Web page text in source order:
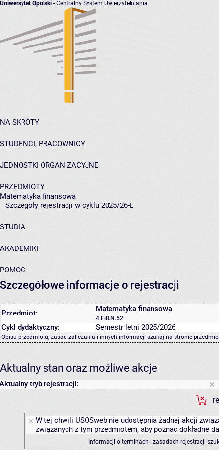
Uniwersytet Opolski - Centralny System Uwierzytelniania
NA SKRÓTY
STUDENCI, PRACOWNICY
JEDNOSTKI ORGANIZACYJNE
PRZEDMIOTY
Matematyka finansowa
Szczegóły rejestracji w cyklu 2025/26-L
STUDIA
AKADEMIKI
POMOC
Szczegółowe informacje o rejestracji
Przedmiot: Matematyka finansowa
4.FiR.N.52
Cykl dydaktyczny: Semestr letni 2025/2026
Opisu przedmiotu, zasad zaliczania i innych informacji szukaj na stronie
Aktualny stan oraz możliwe akcje
Aktualny tryb rejestracji:
W tej chwili USOSweb nie udostępnia żadnej akcji
związanych z tym przedmiotem, aby poznać dokładne
Informacji o terminach i zasadach rejestracji